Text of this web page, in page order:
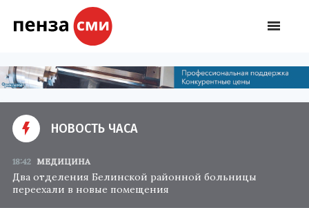
НОВОСТЬ ЧАСА
18:42 МЕДИЦИНА
Два отделения Белинской районной больницы
переехали в новые помещения